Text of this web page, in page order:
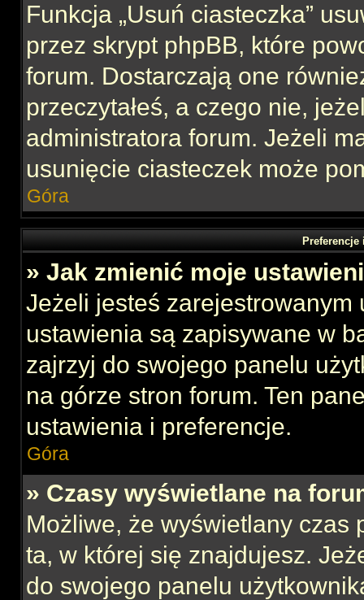
Funkcja „Usuń ciasteczka”
przez skrypt phpBB, które
forum. Dostarczają one
przeczytałeś, a czego nie,
administratora forum. Jeżeli
usunięcie ciasteczek może
Góra
» Jak zmienić moje
Jeżeli jesteś zarejestrowanym
ustawienia są zapisywane w
zajrzyj do swojego panelu
na górze stron forum. Ten
ustawienia i preferencje.
Góra
» Czasy wyświetlane na
Możliwe, że wyświetlany czas
ta, w której się znajdujesz.
do swojego panelu